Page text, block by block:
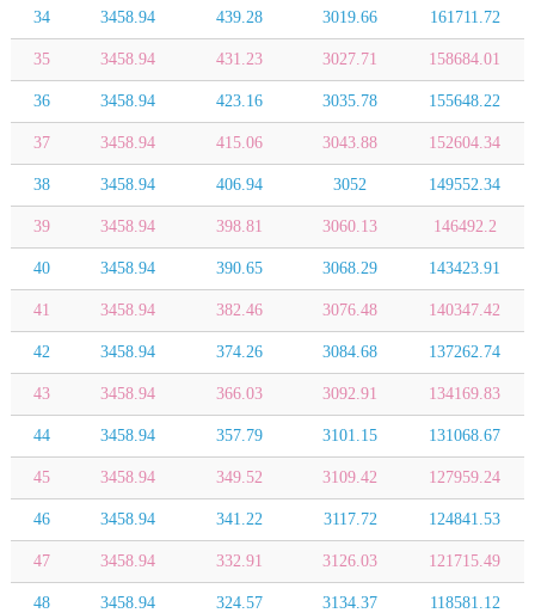
34 3458.94 439.28 3019.66 161711.72
35 3458.94 431.23 3027.71 158684.01
36 3458.94 423.16 3035.78 155648.22
37 3458.94 415.06 3043.88 152604.34
38 3458.94 406.94 3052 149552.34
39 3458.94 398.81 3060.13 146492.2
40 3458.94 390.65 3068.29 143423.91
41 3458.94 382.46 3076.48 140347.42
42 3458.94 374.26 3084.68 137262.74
43 3458.94 366.03 3092.91 134169.83
44 3458.94 357.79 3101.15 131068.67
45 3458.94 349.52 3109.42 127959.24
46 3458.94 341.22 3117.72 124841.53
47 3458.94 332.91 3126.03 121715.49
48 3458.94 324.57 3134.37 118581.12